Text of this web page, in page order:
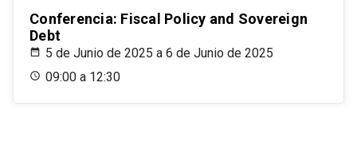
Conferencia: Fiscal Policy and Sovereign
Debt
5 de Junio de 2025 a 6 de Junio de 2025
09:00 a 12:30